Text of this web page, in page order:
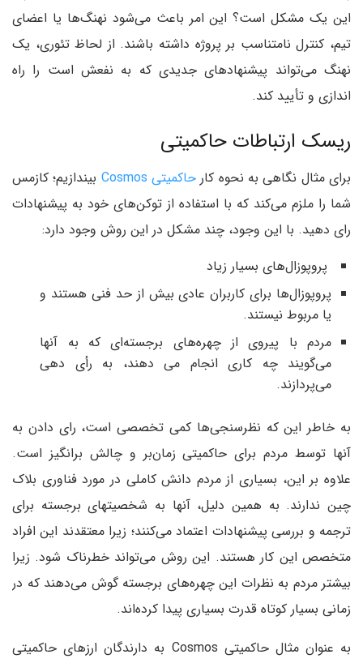
این یک مشکل است؟ این امر باعث می‌شود نهنگ‌ها یا اعضای
تیم، کنترل نامتناسب بر پروژه داشته باشند. از لحاظ تئوری، یک
نهنگ می‌تواند پیشنهادهای جدیدی که به نفعش است را راه
اندازی و تأیید کند.
ریسک ارتباطات حاکمیتی
برای مثال نگاهی به نحوه کار حاکمیتی Cosmos
بیندازیم؛ کازمس
شما را ملزم می‌کند که با استفاده از توکن‌های خود به پیشنهادات
رای دهید. با این وجود، چند مشکل در این روش وجود دارد:
پروپوزال‌های بسیار زیاد
پروپوزال‌ها برای کاربران عادی بیش از حد فنی هستند و
یا مربوط نیستند.
مردم با پیروی از چهره‌های برجسته‌ای که به آنها
می‌گویند چه کاری انجام می دهند، به رأی دهی
می‌پردازند.
به خاطر این که نظرسنجی‌ها کمی تخصصی است، رای دادن به
آنها توسط مردم برای حاکمیتی زمان‌بر و چالش برانگیز است.
علاوه بر این، بسیاری از مردم دانش کاملی در مورد فناوری بلاک
چین ندارند. به همین دلیل، آنها به شخصیتهای برجسته برای
ترجمه و بررسی پیشنهادات اعتماد می‌کنند؛ زیرا معتقدند این افراد
متخصص این کار هستند. این روش می‌تواند خطرناک شود. زیرا
بیشتر مردم به نظرات این چهره‌های برجسته گوش می‌دهند که در
زمانی بسیار کوتاه قدرت بسیاری پیدا کرده‌اند.
به عنوان مثال حاکمیتی Cosmos به دارندگان ارزهای حاکمیتی